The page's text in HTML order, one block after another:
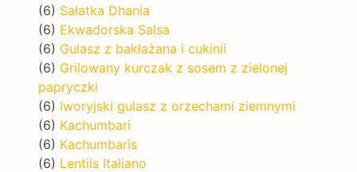
(6) Sałatka Dhania
(6) Ekwadorska Salsa
(6) Gulasz z bakłażana i cukinii
(6) Grilowany kurczak z sosem z zielonej
papryczki
(6) Iworyjski gulasz z orzechami ziemnymi
(6) Kachumbari
(6) Kachumbaris
(6) Lentils Italiano